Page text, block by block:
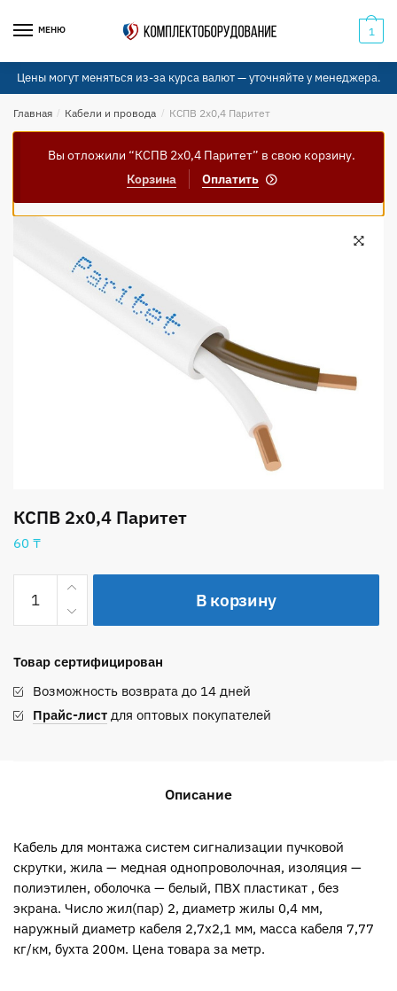
МЕНЮ 1
Цены могут меняться из-за курса валют — уточняйте у менеджера.
Главная / Кабели и провода / КСПВ 2х0,4 Паритет
Вы отложили “КСПВ 2х0,4 Паритет” в свою корзину.
Оплатить
Корзина
КСПВ 2х0,4 Паритет
60 ₸
Количество
товара
КСПВ
Паритет
В корзину
Товар сертифицирован
Возможность возврата до 14 дней
Прайс-лист для оптовых покупателей
Описание
Кабель для монтажа систем сигнализации пучковой
скрутки, жила — медная однопроволочная, изоляция —
полиэтилен, оболочка — белый, ПВХ пластикат , без
экрана. Число жил(пар) 2, диаметр жилы 0,4 мм,
наружный диаметр кабеля 2,7х2,1 мм, масса кабеля 7,77
кг/км, бухта 200м. Цена товара за метр.